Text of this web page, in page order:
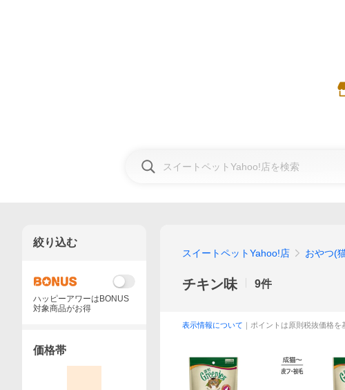
スイートペットYahoo!店 おやつ(
チキン味 9件
表示情報について ｜ポイントは原則税抜価格
絞り込む
ハッピーアワーはBONUS
対象商品がお得
価格帯